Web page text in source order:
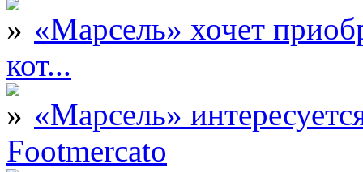
«Марсель» хочет
кот...
«Марсель»
Footmercato